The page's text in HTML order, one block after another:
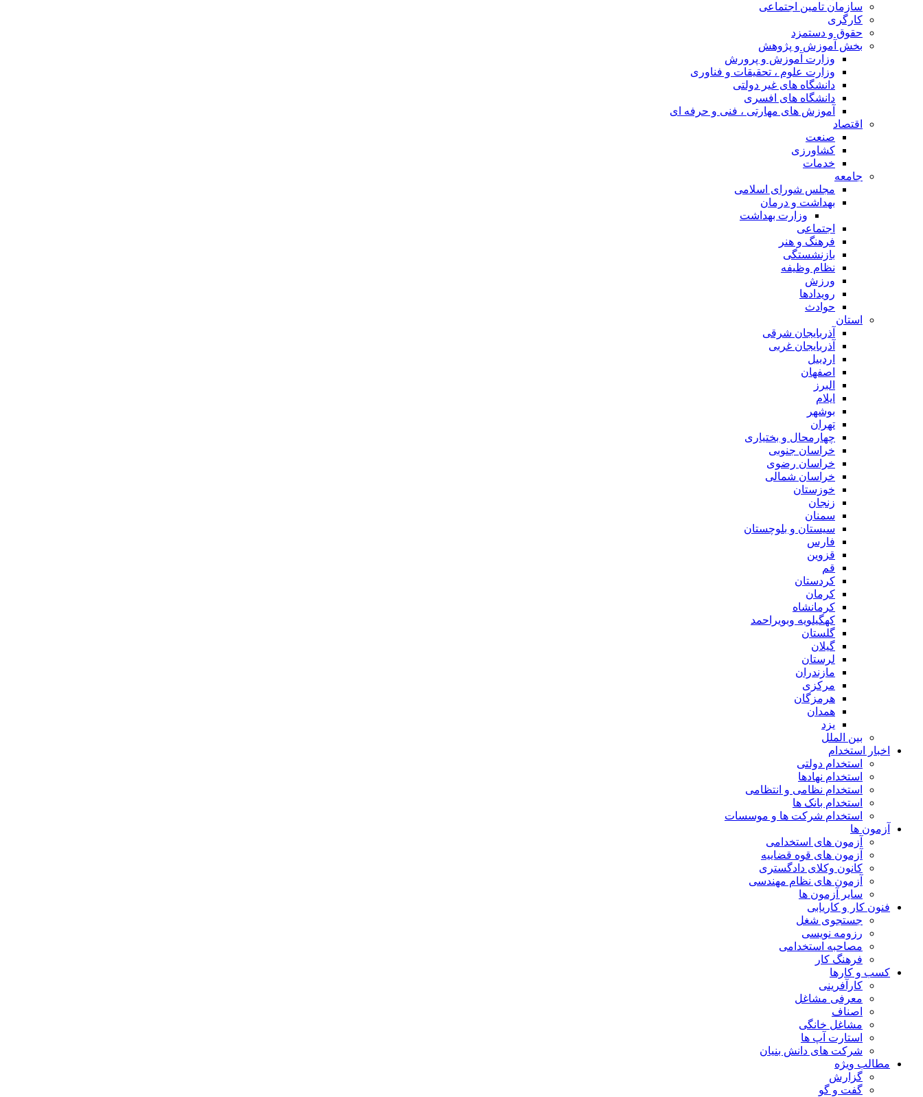
سازمان تامین اجتماعی
کارگری
حقوق و دستمزد
بخش آموزش و پژوهش
وزارت آموزش و پرورش
وزارت علوم ، تحقیقات و فناوری
دانشگاه های غیر دولتی
دانشگاه های افسری
آموزش های مهارتی ، فنی و حرفه ای
اقتصاد
صنعت
کشاورزی
خدمات
جامعه
مجلس شورای اسلامی
بهداشت و درمان
وزارت بهداشت
اجتماعی
فرهنگ و هنر
بازنشستگی
نظام وظیفه
ورزش
رویدادها
حوادث
استان
آذربایجان شرقی
آذربایجان غربی
اردبیل
اصفهان
البرز
ایلام
بوشهر
تهران
چهارمحال و بختیاری
خراسان جنوبی
خراسان رضوی
خراسان شمالی
خوزستان
زنجان
سمنان
سیستان و بلوچستان
فارس
قزوین
قم
کردستان
کرمان
کرمانشاه
کهگیلویه وبویراحمد
گلستان
گیلان
لرستان
مازندران
مرکزی
هرمزگان
همدان
یزد
بین الملل
اخبار استخدام
استخدام دولتی
استخدام نهادها
استخدام نظامی و انتظامی
استخدام بانک ها
استخدام شرکت ها و موسسات
آزمون ها
آزمون های استخدامی
آزمون های قوه قضاییه
کانون وکلای دادگستری
آزمون های نظام مهندسی
سایر آزمون ها
فنون کار و کاریابی
جستجوی شغل
رزومه نویسی
مصاحبه استخدامی
فرهنگ کار
کسب و کارها
کارآفرینی
معرفی مشاغل
اصناف
مشاغل خانگی
استارت آپ ها
شرکت های دانش بنیان
مطالب ویژه
گزارش
گفت و گو